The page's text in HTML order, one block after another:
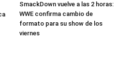
SmackDown vuelve a las 2 horas:
WWE confirma cambio de
formato para su show de los
viernes